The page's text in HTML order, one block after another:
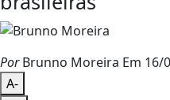
PorBrunno Moreira Em 16/
A-